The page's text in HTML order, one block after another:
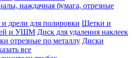
наждачная бумага, отрезные
дрели для полировки Щетки и
и УШМ Диск для удаления наклеек
отрезные по металлу Диски
все